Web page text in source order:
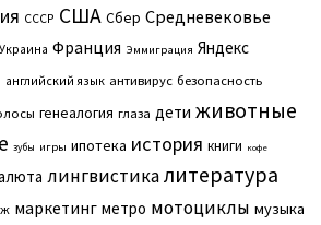
СССР США Сбер Средневековье
Украина Франция Эммиграция Яндекс
английский язык антивирус безопасность
генеалогия глаза дети животные
зубы игры ипотека история книги кофе
лингвистикалитература
маркетинг метро мотоциклы музыка